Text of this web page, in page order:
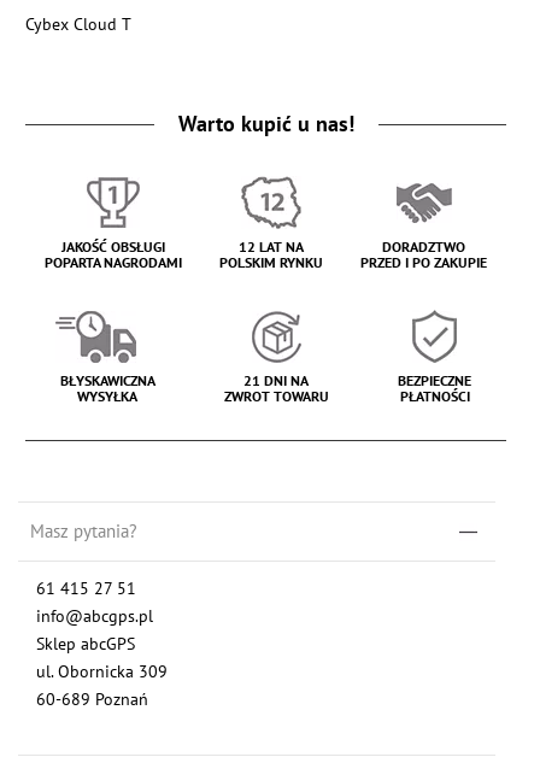
Cybex Cloud T
Warto kupić u nas!
JAKOŚĆ OBSŁUGI
POPARTA NAGRODAMI
12 LAT NA
POLSKIM RYNKU
DORADZTWO
PRZED I PO ZAKUPIE
BŁYSKAWICZNA
WYSYŁKA
21 DNI NA
ZWROT TOWARU
BEZPIECZNE
PŁATNOŚCI
Masz pytania?
61 415 27 51
info@abcgps.pl
Sklep abcGPS
ul. Obornicka 309
60-689 Poznań